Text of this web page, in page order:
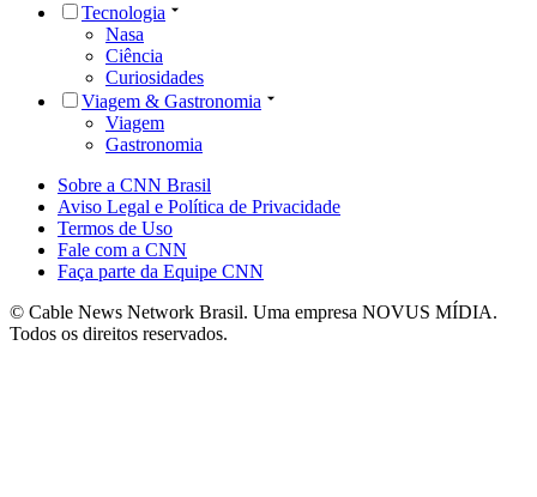
Tecnologia
Nasa
Ciência
Curiosidades
Viagem & Gastronomia
Viagem
Gastronomia
Sobre a CNN Brasil
Aviso Legal e Política de Privacidade
Termos de Uso
Fale com a CNN
Faça parte da Equipe CNN
© Cable News Network Brasil. Uma empresa NOVUS MÍDIA.
Todos os direitos reservados.